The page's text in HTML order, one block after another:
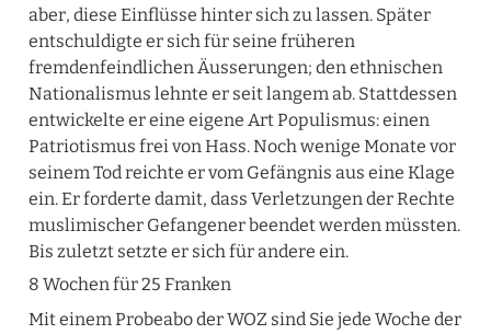
aber, diese Einflüsse hinter sich zu lassen. Später
entschuldigte er sich für seine früheren
fremdenfeindlichen Äusserungen; den ethnischen
Nationalismus lehnte er seit langem ab. Stattdessen
entwickelte er eine eigene Art Populismus: einen
Patriotismus frei von Hass. Noch wenige Monate vor
seinem Tod reichte er vom Gefängnis aus eine Klage
ein. Er forderte damit, dass Verletzungen der Rechte
muslimischer Gefangener beendet werden müssten.
Bis zuletzt setzte er sich für andere ein.
8 Wochen für 25 Franken
Mit einem Probeabo der WOZ sind Sie jede Woche der